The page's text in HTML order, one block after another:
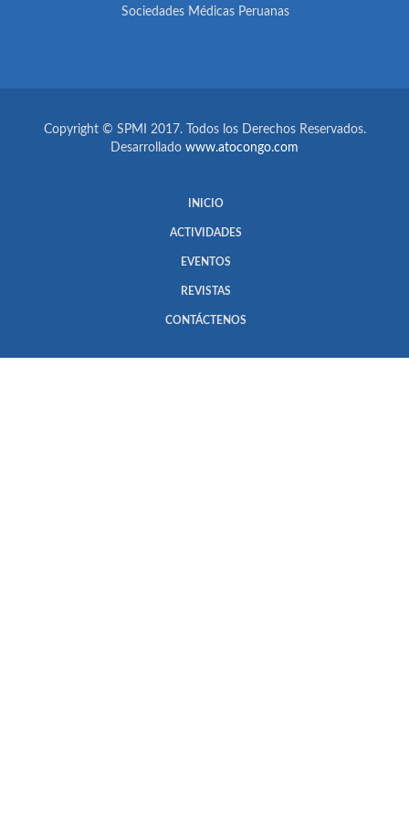
Sociedades Médicas Peruanas
Copyright © SPMI 2017. Todos los Derechos Reservados.
Desarrollado www.atocongo.com
INICIO
ACTIVIDADES
EVENTOS
REVISTAS
CONTÁCTENOS